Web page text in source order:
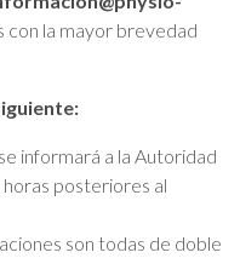
con la mayor brevedad
informará a la Autoridad
posteriores al
son todas de doble